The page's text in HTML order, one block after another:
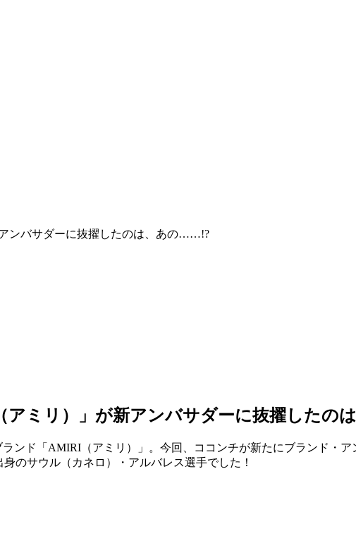
ンバサダーに抜擢したのは、あの……!?
アミリ）」が新アンバサダーに抜擢したの
ンド「AMIRI（アミリ）」。今回、ココンチが新たにブランド・
のサウル（カネロ）・アルバレス選手でした！